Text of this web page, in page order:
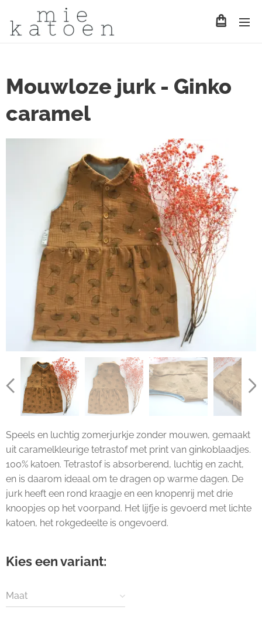
Mouwloze jurk - Ginko
caramel
Speels en luchtig zomerjurkje zonder mouwen, gemaakt
uit caramelkleurige tetrastof met print van ginkoblaadjes.
100% katoen. Tetrastof is absorberend, luchtig en zacht,
en is daarom ideaal om te dragen op warme dagen. De
jurk heeft een rond kraagje en een knopenrij met drie
knoopjes op het voorpand. Het lijfje is gevoerd met lichte
katoen, het rokgedeelte is ongevoerd.
Kies een variant:
Maat